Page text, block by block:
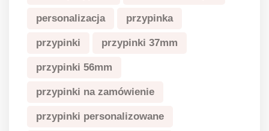
personalizacja przypinka
przypinki przypinki 37mm
przypinki 56mm
przypinki na zamówienie
przypinki personalizowane